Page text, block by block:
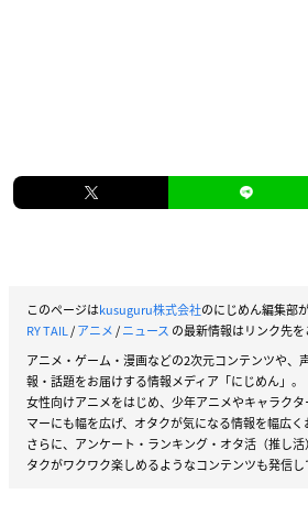
このページはkusuguru株式会社のにじめん編集部
RY TAIL/アニメ/ニュース の最新情報はリンク先を
アニメ・ゲーム・漫画などの2次元コンテンツや、
報・話題をお届けする情報メディア「にじめん」。
女性向けアニメをはじめ、少年アニメやキャラク
マーにも幅を広げ、オタクが気になる情報を幅広く
さらに、アンケート・ランキング・オタ活（推し
タクがワクワク楽しめるようなコンテンツも発信し